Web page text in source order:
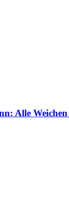
Alle